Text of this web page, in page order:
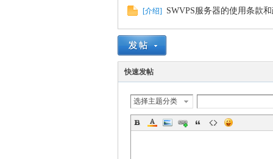
[介绍] SWVPS服务器的使用条款
快速发帖
选择主题分类